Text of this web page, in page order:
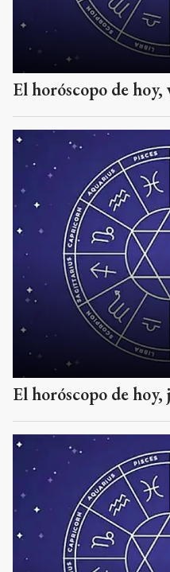
El horóscopo de hoy,
El horóscopo de hoy,